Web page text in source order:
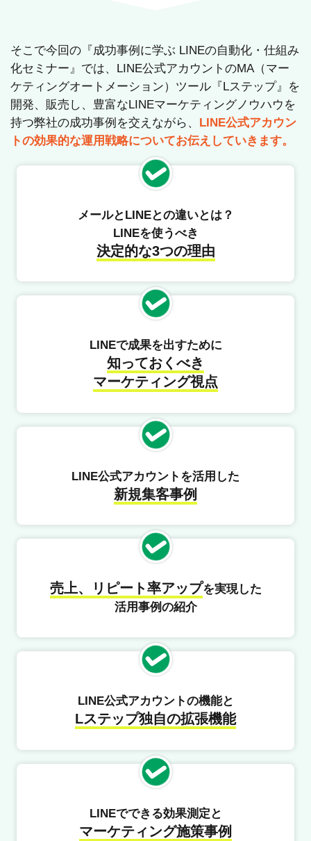
そこで今回の『成功事例に学ぶ LINEの自動化・仕組み
化セミナー』では、LINE公式アカウントのMA（マー
ケティングオートメーション）ツール『Lステップ』を
開発、販売し、豊富なLINEマーケティングノウハウを
持つ弊社の成功事例を交えながら、 LINE公式アカウン
トの効果的な運用戦略についてお伝えしていきます。
メールとLINEとの違いとは？
LINEを使うべき
決定的な3つの理由
LINEで成果を出すために
知っておくべき
マーケティング視点
LINE公式アカウントを活用した
新規集客事例
売上、リピート率アップを実現した
活用事例の紹介
LINE公式アカウントの機能と
Lステップ独自の拡張機能
LINEでできる効果測定と
マーケティング施策事例